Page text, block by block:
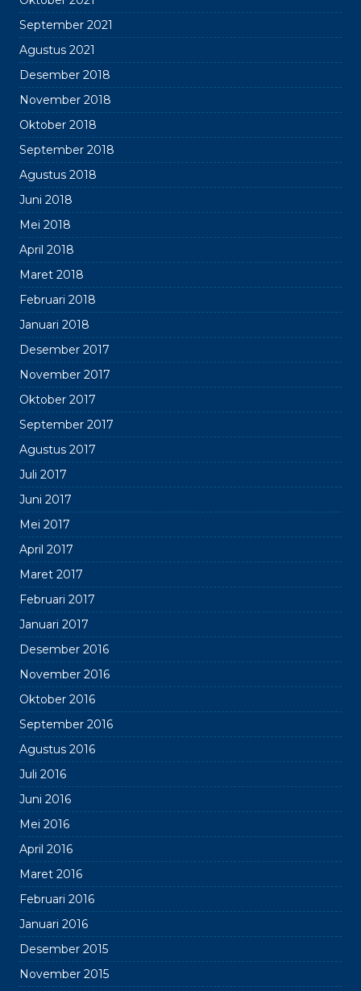
September 2021
Agustus 2021
Desember 2018
November 2018
Oktober 2018
September 2018
Agustus 2018
Juni 2018
Mei 2018
April 2018
Maret 2018
Februari 2018
Januari 2018
Desember 2017
November 2017
Oktober 2017
September 2017
Agustus 2017
Juli 2017
Juni 2017
Mei 2017
April 2017
Maret 2017
Februari 2017
Januari 2017
Desember 2016
November 2016
Oktober 2016
September 2016
Agustus 2016
Juli 2016
Juni 2016
Mei 2016
April 2016
Maret 2016
Februari 2016
Januari 2016
Desember 2015
November 2015